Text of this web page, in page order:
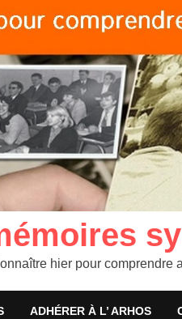
hier pour comprendre
ADHÉRER À L’ ARHOS